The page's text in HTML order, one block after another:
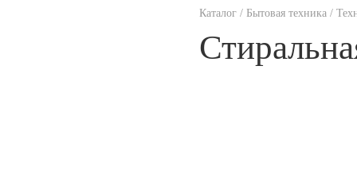
Каталог / Бытовая техника /